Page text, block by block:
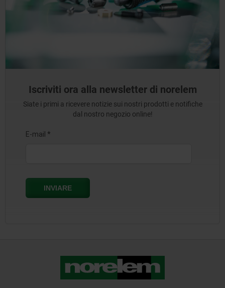
Iscriviti ora alla newsletter di norelem
Siate i primi a ricevere notizie sui nostri prodotti e notifiche
dal nostro negozio online!